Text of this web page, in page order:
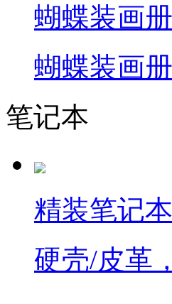
蝴蝶装画册
蝴蝶装画册
笔记本
精装笔记本
硬壳/皮革